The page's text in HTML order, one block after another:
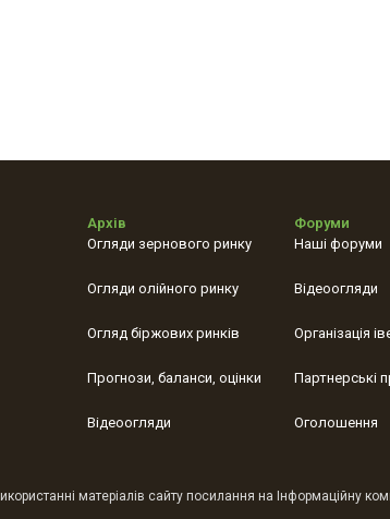
Архів
Огляди зернового ринку
Огляди олійного ринку
Огляд біржових ринків
Прогнози, баланси, оцінки
Відеоогляди
Форуми
Наші форуми
Відеоогляди
Організація
Партнерські
Оголошення
матеріалів сайту посилання на Інформаційну